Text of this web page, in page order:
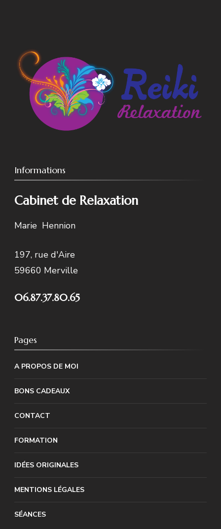
Informations
Cabinet de Relaxation
Marie Hennion
197, rue d'Aire
59660 Merville
06.87.37.80.65
Pages
A PROPOS DE MOI
BONS CADEAUX
CONTACT
FORMATION
IDÉES ORIGINALES
MENTIONS LÉGALES
SÉANCES